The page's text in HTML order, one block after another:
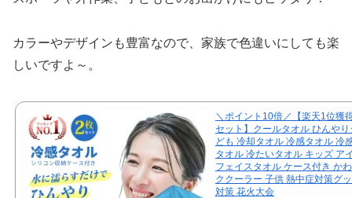
カラーやデザインも豊富なので、家族で色違いにしても楽
しいですよ～。
＼ポイント10倍／【楽天1位獲
セット】クールタオル ひんやり
ども 冷却タオル 冷感タオル 冷
タオル 冷たいタオル キッズ ア
フェイスタオル ケース付き か
ククーラー 子供 熱中症対策グ
対策 花火大会